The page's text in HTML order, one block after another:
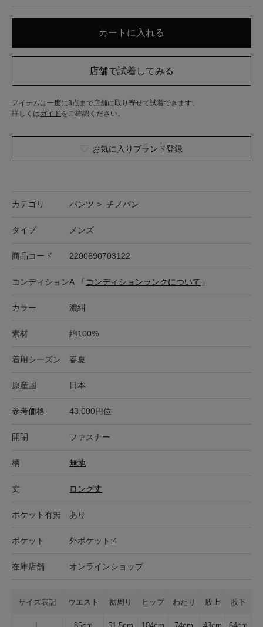
アイテムは一度に3点まで店舗に取り寄せて試着できます。
詳しくはガイド をご確認ください。
お気に入りブランド登録
カテゴリ パンツ > チノパン
タイプ メンズ
商品コード 2200690703122
コンディションA 「 コンディションランクについて 」
カラー 濃紺
素材 綿100%
着用シーズン 春夏
原産国 日本
参考価格 43,000円位
開閉 ファスナー
柄 無地
丈 ロング丈
ポケット有無 あり
ポケット 外ポケット:4
在庫店舗 オンラインショップ
サイズ表記 ウエスト 裾周り ヒップ わたり 股上 股下